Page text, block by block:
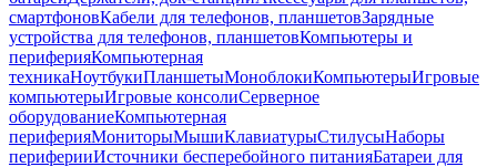
смартфоновКабели для телефонов, планшетовЗарядные
устройства для телефонов, планшетовКомпьютеры и
периферияКомпьютерная
техникаНоутбукиПланшетыМоноблокиКомпьютерыИгровые
компьютерыИгровые консолиСерверное
оборудованиеКомпьютерная
периферияМониторыМышиКлавиатурыСтилусыНаборы
периферииИсточники бесперебойного питанияБатареи для